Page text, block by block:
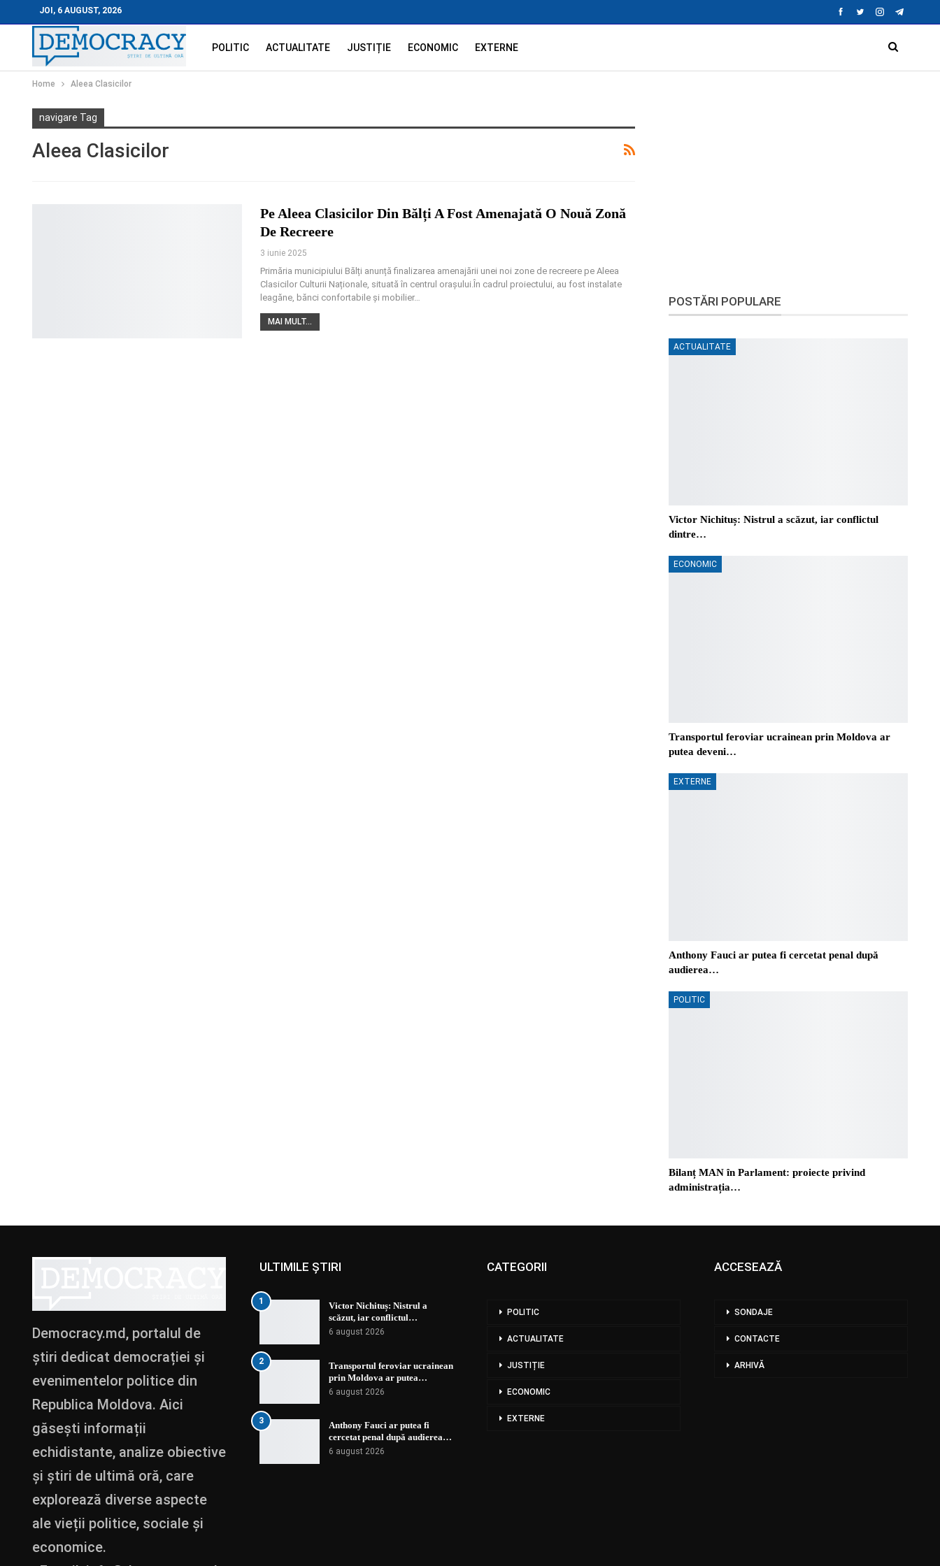
JOI, 6 AUGUST, 2026
POLITIC ACTUALITATE JUSTIȚIE ECONOMIC EXTERNE
Home Aleea Clasicilor
navigare Tag
Aleea Clasicilor
Pe Aleea Clasicilor Din Bălți A Fost Amenajată O Nouă Zonă
De Recreere
3 iunie 2025
Primăria municipiului Bălți anunță finalizarea amenajării unei noi zone de recreere pe Aleea
Clasicilor Culturii Naționale, situată în centrul orașului.În cadrul proiectului, au fost instalate
leagăne, bănci confortabile și mobilier…
MAI MULT...
POSTĂRI POPULARE
ACTUALITATE
Victor Nichituș: Nistrul a scăzut, iar conflictul
dintre…
ECONOMIC
Transportul feroviar ucrainean prin Moldova ar
putea deveni…
EXTERNE
Anthony Fauci ar putea fi cercetat penal după
audierea…
POLITIC
Bilanț MAN în Parlament: proiecte privind
administrația…
Democracy.md, portalul de
știri dedicat democrației și
evenimentelor politice din
Republica Moldova. Aici
găsești informații
echidistante, analize obiective
și știri de ultimă oră, care
explorează diverse aspecte
ale vieții politice, sociale și
economice.
ULTIMILE ȘTIRI
1
Victor Nichituș: Nistrul a
scăzut, iar conflictul…
6 august 2026
2
Transportul feroviar ucrainean
prin Moldova ar putea…
6 august 2026
3
Anthony Fauci ar putea fi
cercetat penal după audierea…
6 august 2026
CATEGORII
POLITIC
ACTUALITATE
JUSTIȚIE
ECONOMIC
EXTERNE
ACCESEAZĂ
SONDAJE
CONTACTE
ARHIVĂ